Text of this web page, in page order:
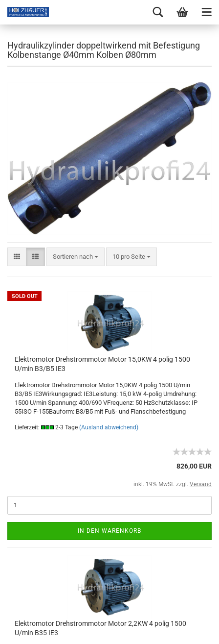
Hydraulikzylinder doppeltwirkend mit Befestigung
Kolbenstange Ø40mm Kolben Ø80mm
Sortieren nach 10 pro Seite
SOLD OUT
Elektromotor Drehstrommotor Motor 15,0KW 4 polig 1500
U/min B3/B5 IE3
Elektromotor Drehstrommotor Motor 15,0KW 4 polig 1500 U/min
B3/B5 IE3Wirkungsgrad: IE3Leistung: 15,0 kW 4-polig Umdrehung:
1500 U/min Spannung: 400/690 VFrequenz: 50 HzSchutzklasse: IP
55ISO F-155Bauform: B3/B5 mit Fuß- und Flanschbefestigung
Lieferzeit: 2-3 Tage (Ausland abweichend)
826,00 EUR
inkl. 19% MwSt. zzgl. Versand
IN DEN WARENKORB
Elektromotor Drehstrommotor Motor 2,2KW 4 polig 1500
U/min B35 IE3